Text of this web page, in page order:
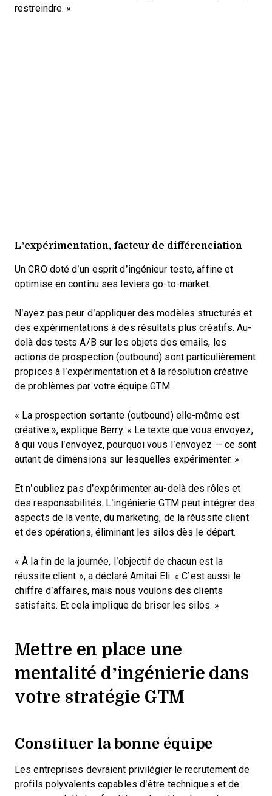
restreindre. »
L’expérimentation, facteur de différenciation
Un CRO doté d’un esprit d’ingénieur teste, affine et
optimise en continu ses leviers go-to-market.
N’ayez pas peur d’appliquer des modèles structurés et
des expérimentations à des résultats plus créatifs. Au-
delà des tests A/B sur les objets des emails, les
actions de prospection (outbound) sont particulièrement
propices à l’expérimentation et à la résolution créative
de problèmes par votre équipe GTM.
« La prospection sortante (outbound) elle-même est
créative », explique Berry. « Le texte que vous envoyez,
à qui vous l’envoyez, pourquoi vous l’envoyez — ce sont
autant de dimensions sur lesquelles expérimenter. »
Et n’oubliez pas d’expérimenter au-delà des rôles et
des responsabilités. L’ingénierie GTM peut intégrer des
aspects de la vente, du marketing, de la réussite client
et des opérations, éliminant les silos dès le départ.
« À la fin de la journée, l’objectif de chacun est la
réussite client », a déclaré Amitai Eli. « C’est aussi le
chiffre d’affaires, mais nous voulons des clients
satisfaits. Et cela implique de briser les silos. »
Mettre en place une
mentalité d’ingénierie dans
votre stratégie GTM
Constituer la bonne équipe
Les entreprises devraient privilégier le recrutement de
profils polyvalents capables d’être techniques et de